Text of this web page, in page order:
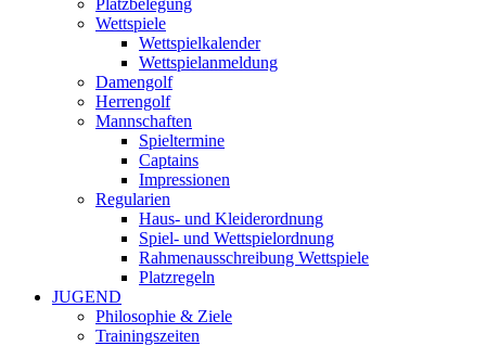
Platzbelegung
Wettspiele
Wettspielkalender
Wettspielanmeldung
Damengolf
Herrengolf
Mannschaften
Spieltermine
Captains
Impressionen
Regularien
Haus- und Kleiderordnung
Spiel- und Wettspielordnung
Rahmenausschreibung Wettspiele
Platzregeln
JUGEND
Philosophie & Ziele
Trainingszeiten